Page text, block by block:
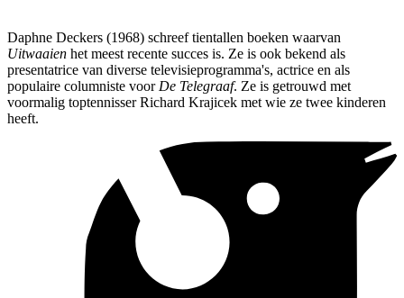
Daphne Deckers (1968) schreef tientallen boeken waarvan
Uitwaaien het meest recente succes is. Ze is ook bekend als
presentatrice van diverse televisieprogramma's, actrice en als
populaire columniste voor De Telegraaf. Ze is getrouwd met
voormalig toptennisser Richard Krajicek met wie ze twee kinderen
heeft.